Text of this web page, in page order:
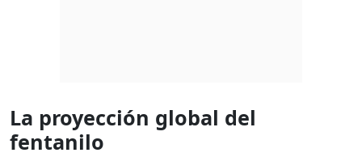
La proyección global del
fentanilo